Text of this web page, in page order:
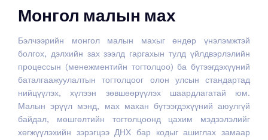
Монгол малын мах
Бэлчээрийн монгол малын махыг өндөр үнэлэмжтэй
болгох, дэлхийн зах зээлд гаргахын тулд үйлдвэрлэлийн
процессын (менежментийн тогтолцоо) ба бүтээгдэхүүний
баталгаажуулалтын тогтолцоог олон улсын стандартад
нийцүүлэх, хүлээн зөвшөөрүүлэх шаардлагатай юм.
Малын эрүүл мэнд, мах махан бүтээгдэхүүний аюулгүй
байдал, мөшгөлтийн тогтолцоонд цахим мэдээлэлийг
хөгжүүлэхийн зэрэгцээ ДНХ бар кодыг ашиглах замаар